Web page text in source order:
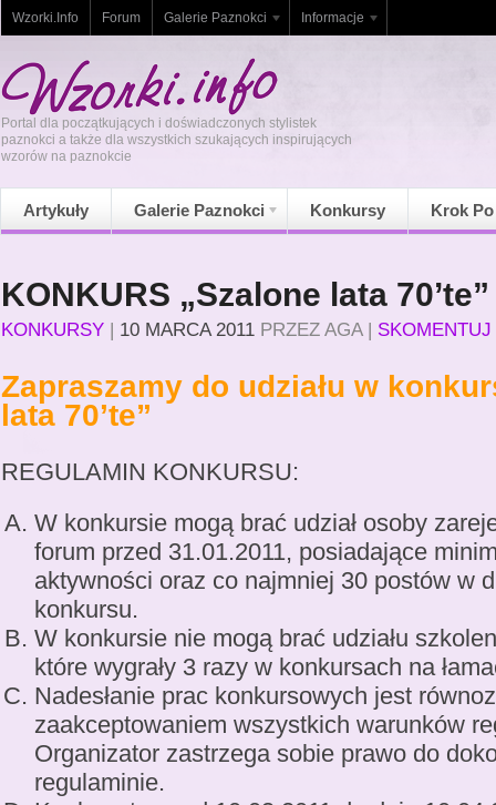
Wzorki.Info Forum Galerie Paznokci Informacje
Portal dla początkujących i doświadczonych stylistek
paznokci a także dla wszystkich szukających inspirujących
wzorów na paznokcie
Artykuły Galerie Paznokci Konkursy Krok
KONKURS „Szalone lata 70’te”
KONKURSY | 10 MARCA 2011 PRZEZ AGA| SKOMENTUJ
Zapraszamy do udziału w
lata 70’te”
REGULAMIN KONKURSU:
W konkursie mogą brać udział osoby
forum przed 31.01.2011, posiadające
aktywności oraz co najmniej 30 postów w
konkursu.
W konkursie nie mogą brać udziału
które wygrały 3 razy w konkursach na
Nadesłanie prac konkursowych jest
zaakceptowaniem wszystkich warunków
Organizator zastrzega sobie prawo do
regulaminie.